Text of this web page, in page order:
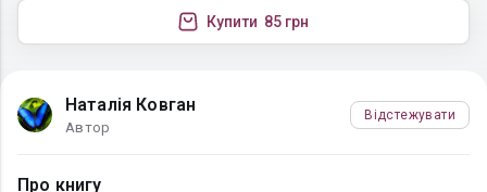
Купити 85 грн
Наталія Ковган
Автор
Відстежувати
Про книгу